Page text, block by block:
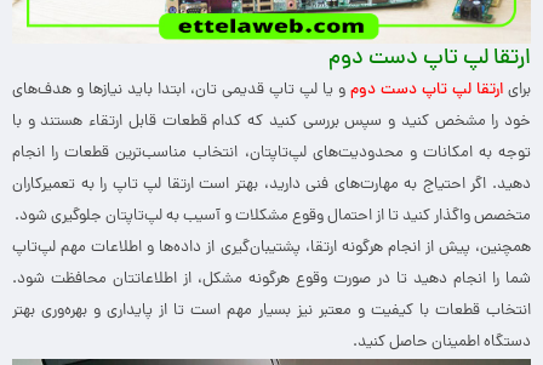
ارتقا لپ تاپ دست دوم
برای ارتقا لپ تاپ دست دوم و یا لپ تاپ قدیمی تان، ابتدا باید نیازها و هدف‌های
خود را مشخص کنید و سپس بررسی کنید که کدام قطعات قابل ارتقاء هستند و با
توجه به امکانات و محدودیت‌های لپ‌تاپتان، انتخاب مناسب‌ترین قطعات را انجام
دهید. اگر احتیاج به مهارت‌های فنی دارید، بهتر است ارتقا لپ تاپ را به تعمیرکاران
متخصص واگذار کنید تا از احتمال وقوع مشکلات و آسیب به لپ‌تاپتان جلوگیری شود.
همچنین، پیش از انجام هرگونه ارتقا، پشتیبان‌گیری از داده‌ها و اطلاعات مهم لپ‌تاپ
شما را انجام دهید تا در صورت وقوع هرگونه مشکل، از اطلاعاتتان محافظت شود.
انتخاب قطعات با کیفیت و معتبر نیز بسیار مهم است تا از پایداری و بهره‌وری بهتر
دستگاه اطمینان حاصل کنید.